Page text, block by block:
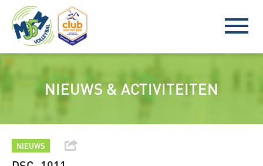
NIEUWS & ACTIVITEITEN
NIEUWS